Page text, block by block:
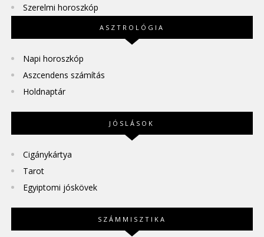
Szerelmi horoszkóp
ASZTROLÓGIA
Napi horoszkóp
Aszcendens számítás
Holdnaptár
JÓSLÁSOK
Cigánykártya
Tarot
Egyiptomi jóskövek
SZÁMMISZTIKA